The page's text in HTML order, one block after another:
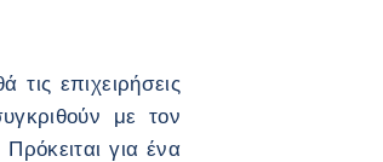
επιχειρήσεις
με τον
για ένα